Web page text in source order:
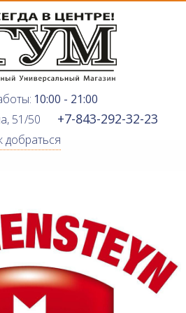
10:00 - 21:00
51/50
+7-843-292-32-23
добраться